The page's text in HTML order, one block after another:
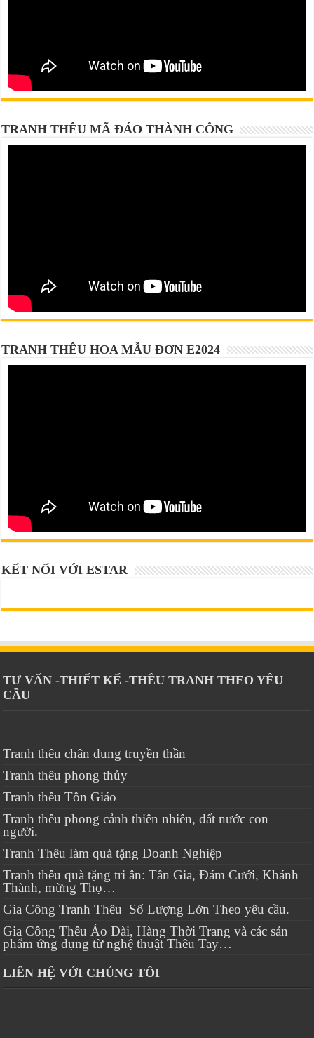
TRANH THÊU MÃ ĐÁO THÀNH CÔNG
TRANH THÊU HOA MẪU ĐƠN E2024
KẾT NỐI VỚI ESTAR
TƯ VẤN -THIẾT KẾ -THÊU TRANH THEO YÊU
CẦU
Tranh thêu chân dung truyền thần
Tranh thêu phong thủy
Tranh thêu Tôn Giáo
Tranh thêu phong cảnh thiên nhiên, đất nước con
người.
Tranh Thêu làm quà tặng Doanh Nghiệp
Tranh thêu quà tặng tri ân: Tân Gia, Đám Cưới, Khánh
Thành, mừng Thọ…
Gia Công Tranh Thêu Số Lượng Lớn Theo yêu cầu.
Gia Công Thêu Áo Dài, Hàng Thời Trang và các sản
phẩm ứng dụng từ nghệ thuật Thêu Tay…
LIÊN HỆ VỚI CHÚNG TÔI